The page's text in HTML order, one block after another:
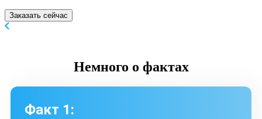
Заказать сейчас
Немного о фактах
Факт 1: